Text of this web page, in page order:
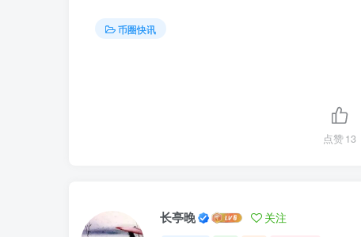
币圈快讯
点赞13
长亭晚 关注